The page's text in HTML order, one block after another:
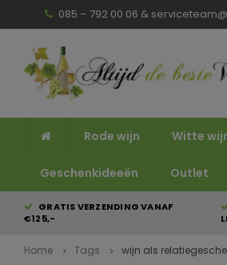
085 – 792 00 06 &
Rode wijn Witte
Geschenkideeën Outlet
GRATIS VERZENDING VANAF
€125,-
Home Tags wijn als